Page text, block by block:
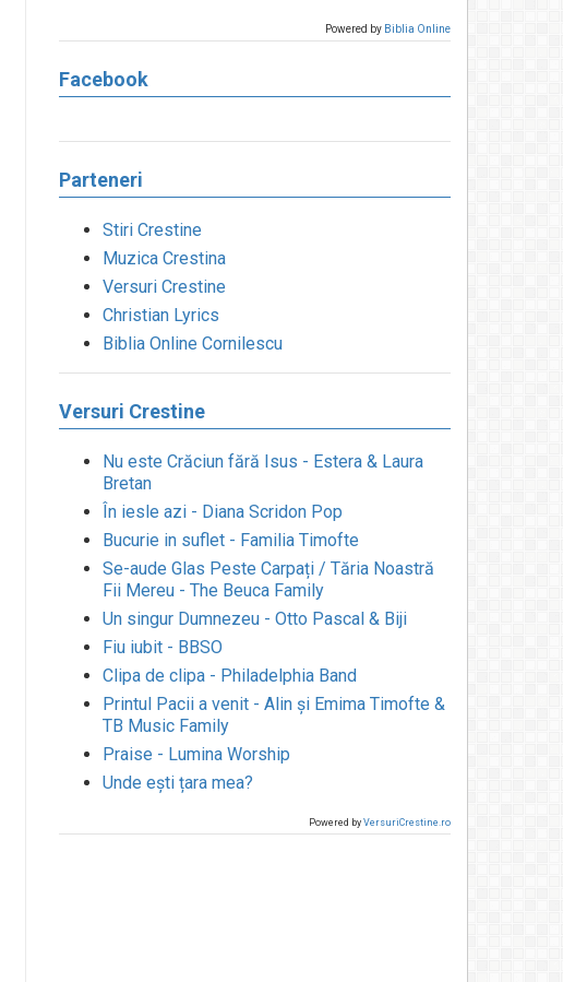
Powered by Biblia Online
Facebook
Parteneri
Stiri Crestine
Muzica Crestina
Versuri Crestine
Christian Lyrics
Biblia Online Cornilescu
Versuri Crestine
Nu este Crăciun fără Isus - Estera & Laura
Bretan
În iesle azi - Diana Scridon Pop
Bucurie in suflet - Familia Timofte
Se-aude Glas Peste Carpați / Tăria Noastră
Fii Mereu - The Beuca Family
Un singur Dumnezeu - Otto Pascal & Biji
Fiu iubit - BBSO
Clipa de clipa - Philadelphia Band
Printul Pacii a venit - Alin și Emima Timofte &
TB Music Family
Praise - Lumina Worship
Unde ești țara mea?
Powered by VersuriCrestine.ro